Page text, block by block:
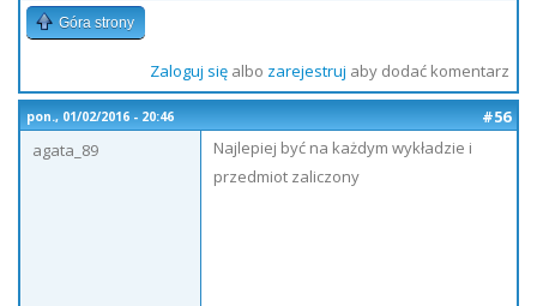
Góra strony
Zaloguj sięalbo zarejestruj aby dodać komentarz
pon., 01/02/2016 - 20:46
#56
agata_89
Najlepiej być na każdym wykładzie i
przedmiot zaliczony